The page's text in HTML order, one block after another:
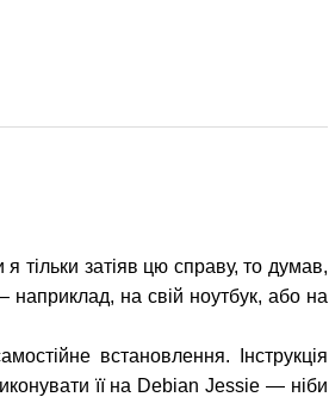
тільки затіяв цю справу, то думав,
наприклад, на свій ноутбук, або на
встановлення. Інструкція
її на Debian Jessie — ніби